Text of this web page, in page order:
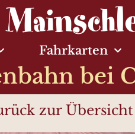
Fahrkarten
bei
zur Übersicht